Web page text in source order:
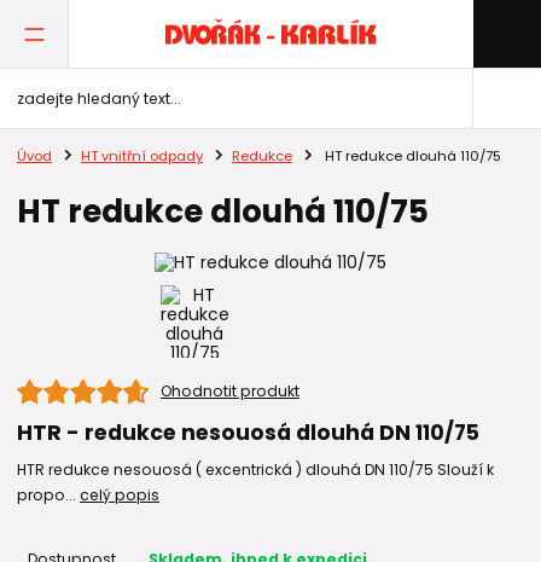
Úvod HT vnitřní odpady Redukce HT redukce dlouhá 110/75
HT redukce dlouhá 110/75
Ohodnotit produkt
HTR - redukce nesouosá dlouhá DN 110/75
HTR redukce nesouosá ( excentrická ) dlouhá DN 110/75 Slouží k
propo... celý popis